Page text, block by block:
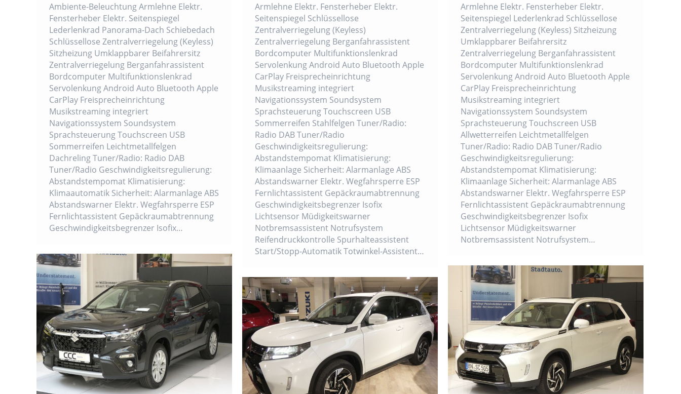
Ambiente-Beleuchtung Armlehne Elektr.
Fensterheber Elektr. Seitenspiegel
Lederlenkrad Panorama-Dach Schiebedach
Schlüssellose Zentralverriegelung (Keyless)
Sitzheizung Umklappbarer Beifahrersitz
Zentralverriegelung Berganfahrassistent
Bordcomputer Multifunktionslenkrad
Servolenkung Android Auto Bluetooth Apple
CarPlay Freisprecheinrichtung
Musikstreaming integriert
Navigationssystem Soundsystem
Sprachsteuerung Touchscreen USB
Sommerreifen Leichtmetallfelgen
Dachreling Tuner/Radio: Radio DAB
Tuner/Radio Geschwindigkeitsregulierung:
Abstandstempomat Klimatisierung:
Klimaautomatik Sicherheit: Alarmanlage ABS
Abstandswarner Elektr. Wegfahrsperre ESP
Fernlichtassistent Gepäckraumabtrennung
Geschwindigkeitsbegrenzer Isofix…
Armlehne Elektr. Fensterheber Elektr.
Seitenspiegel Schlüssellose
Zentralverriegelung (Keyless)
Zentralverriegelung Berganfahrassistent
Bordcomputer Multifunktionslenkrad
Servolenkung Android Auto Bluetooth Apple
CarPlay Freisprecheinrichtung
Musikstreaming integriert
Navigationssystem Soundsystem
Sprachsteuerung Touchscreen USB
Sommerreifen Stahlfelgen Tuner/Radio:
Radio DAB Tuner/Radio
Geschwindigkeitsregulierung:
Abstandstempomat Klimatisierung:
Klimaanlage Sicherheit: Alarmanlage ABS
Abstandswarner Elektr. Wegfahrsperre ESP
Fernlichtassistent Gepäckraumabtrennung
Geschwindigkeitsbegrenzer Isofix
Lichtsensor Müdigkeitswarner
Notbremsassistent Notrufsystem
Reifendruckkontrolle Spurhalteassistent
Start/Stopp-Automatik Totwinkel-Assistent…
Armlehne Elektr. Fensterheber Elektr.
Seitenspiegel Lederlenkrad Schlüssellose
Zentralverriegelung (Keyless) Sitzheizung
Umklappbarer Beifahrersitz
Zentralverriegelung Berganfahrassistent
Bordcomputer Multifunktionslenkrad
Servolenkung Android Auto Bluetooth Apple
CarPlay Freisprecheinrichtung
Musikstreaming integriert
Navigationssystem Soundsystem
Sprachsteuerung Touchscreen USB
Allwetterreifen Leichtmetallfelgen
Tuner/Radio: Radio DAB Tuner/Radio
Geschwindigkeitsregulierung:
Abstandstempomat Klimatisierung:
Klimaanlage Sicherheit: Alarmanlage ABS
Abstandswarner Elektr. Wegfahrsperre ESP
Fernlichtassistent Gepäckraumabtrennung
Geschwindigkeitsbegrenzer Isofix
Lichtsensor Müdigkeitswarner
Notbremsassistent Notrufsystem…